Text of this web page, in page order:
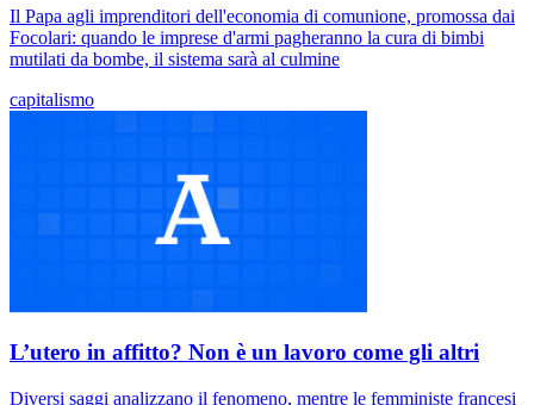
Il Papa agli imprenditori dell'economia di comunione, promossa dai
Focolari: quando le imprese d'armi pagheranno la cura di bimbi
mutilati da bombe, il sistema sarà al culmine
capitalismo
L’utero in affitto? Non è un lavoro come gli altri
Diversi saggi analizzano il fenomeno, mentre le femministe francesi